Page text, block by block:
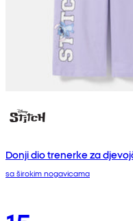
Donji dio trenerke za
sa širokim nogavicama